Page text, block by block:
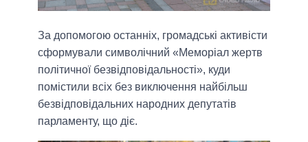
За допомогою останніх, громадські активісти
сформували символічний «Меморіал жертв
політичної безвідповідальності», куди
помістили всіх без виключення найбільш
безвідповідальних народних депутатів
парламенту, що діє.